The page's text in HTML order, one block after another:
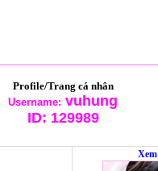
Profile/Trang cá nhân
Username: vuhung
ID: 129989